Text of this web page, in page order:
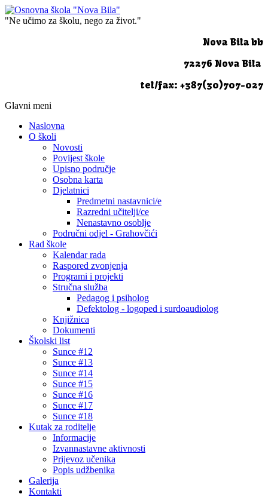
"Ne učimo za školu, nego za život."
Nova Bila bb
72276 Nova Bila
tel/fax: +387(30)707-027
Glavni meni
Naslovna
O školi
Novosti
Povijest škole
Upisno područje
Osobna karta
Djelatnici
Predmetni nastavnici/e
Razredni učitelji/ce
Nenastavno osoblje
Područni odjel - Grahovčići
Rad škole
Kalendar rada
Raspored zvonjenja
Programi i projekti
Stručna služba
Pedagog i psiholog
Defektolog - logoped i surdoaudiolog
Knjižnica
Dokumenti
Školski list
Sunce #12
Sunce #13
Sunce #14
Sunce #15
Sunce #16
Sunce #17
Sunce #18
Kutak za roditelje
Informacije
Izvannastavne aktivnosti
Prijevoz učenika
Popis udžbenika
Galerija
Kontakti